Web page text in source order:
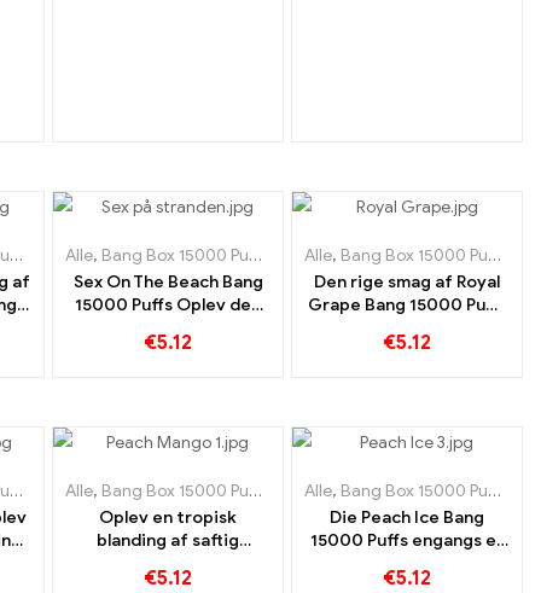
Engangs e-cigaretter Slovenien Engangs e-cigaretter Spanien
, Engangs e-cigaretter Slovakiet Engangs e-cigaretter Slovenien
Engangs e-cigaretter Sverige, Engangs e-cigaretter Slovakiet
af
Alle, Bang Box 15000 Puff Engangs e-cigaretter Sverige,
Sex On The Beach Bang
15000 Puffs Oplev den
eksotiske frugter
€5.12
Alle, Bang Box 15000 Puff
Den rige smag af Royal
Grape Bang 15000 Puffs
kongelige frugt
€5.12
Engangs e-cigaretter Slovenien Engangs e-cigaretter Spanien
, Engangs e-cigaretter Slovakiet Engangs e-cigaretter Slovenien
Engangs e-cigaretter Sverige, Engangs e-cigaretter Slovakiet
Alle, Bang Box 15000 Puff Engangs e-cigaretter Sverige,
Oplev en tropisk
blanding af saftig
med Bang engangs e-
€5.12
Alle, Bang Box 15000 Puff
Die Peach Ice Bang
15000 Puffs engangs e-
sødmen fra fersken med
€5.12